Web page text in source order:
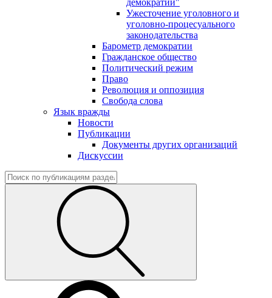
демократии"
Ужесточение уголовного и
уголовно-процесуального
законодательства
Барометр демократии
Гражданское общество
Политический режим
Право
Революция и оппозиция
Свобода слова
Язык вражды
Новости
Публикации
Документы других организаций
Дискуссии